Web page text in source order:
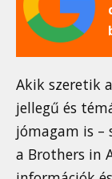
Akik szeretik
jellegű és
jómagam is –
a Brothers in